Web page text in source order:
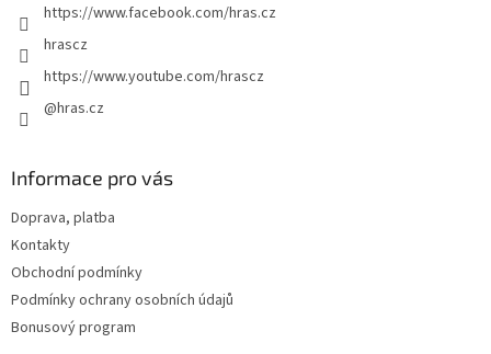
https://www.facebook.com/hras.cz
hrascz
https://www.youtube.com/hrascz
@hras.cz
Informace pro vás
Doprava, platba
Kontakty
Obchodní podmínky
Podmínky ochrany osobních údajů
Bonusový program